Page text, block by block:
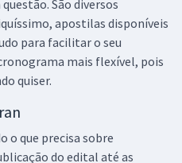
São diversos
apostilas disponíveis
para facilitar o seu
mais flexível, pois
quiser.
o que precisa sobre
do edital até as